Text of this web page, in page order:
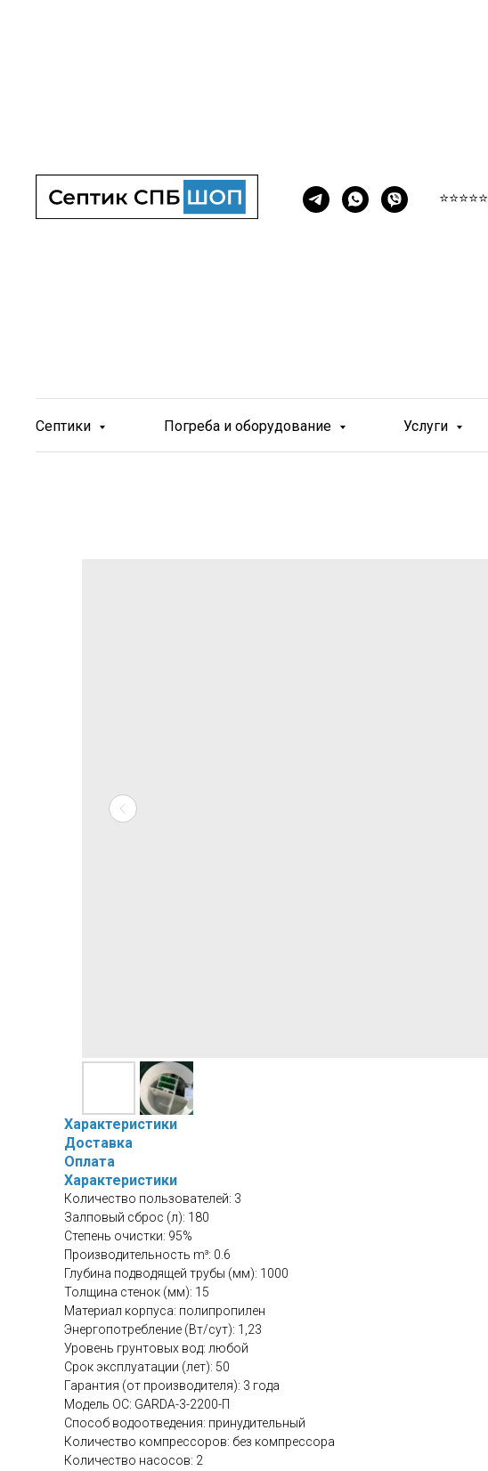
⭐⭐⭐⭐⭐
Септики Погреба и оборудование Услуги
Характеристики
Доставка
Оплата
Характеристики
Количество пользователей: 3
Залповый сброс (л): 180
Степень очистки: 95%
Производительность m³: 0.6
Глубина подводящей трубы (мм): 1000
Толщина стенок (мм): 15
Материал корпуса: полипропилен
Энергопотребление (Вт/сут): 1,23
Уровень грунтовых вод: любой
Срок эксплуатации (лет): 50
Гарантия (от производителя): 3 года
Модель ОС: GARDA-3-2200-П
Способ водоотведения: принудительный
Количество компрессоров: без компрессора
Количество насосов: 2